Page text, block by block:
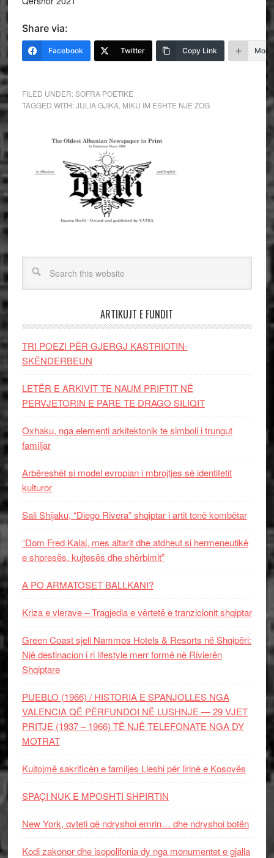
Share via:
Facebook Twitter Copy Link More
FILED UNDER:SOFRA POETIKE
TAGGED WITH:JULIA GJIKA, MIKU IM ESHTE NJE ZOG
ARTIKUJT E FUNDIT
TRI POEZI PËR GJERGJ KASTRIOTIN-
SKËNDERBEUN
LETËR E ARKIVIT TE NAUM PRIFTIT NË
PERVJETORIN E PARE TE DRAGO SILIQIT
Oxhaku, nga elementi arkitektonik te simboli i trungut
familjar
Arbëreshët si model evropian i mbrojtjes së identitetit
kulturor
Sali Shijaku, “Diego Rivera” shqiptar i artit tonë kombëtar
“Dom Fred Kalaj, mes altarit dhe atdheut si hermeneutikë
e shpresës, kujtesës dhe shërbimit”
A PO ARMATOSET BALLKANI?
Kriza e vlerave – Tragjedia e vërtetë e tranzicionit shqiptar
Green Coast sjell Nammos Hotels & Resorts në Shqipëri:
Një destinacion i ri lifestyle merr formë në Rivierën
Shqiptare
PUEBLO (1966) / HISTORIA E SPANJOLLES NGA
VALENCIA QË PËRFUNDOI NË LUSHNJE — 29 VJET
PRITJE (1937 – 1966) TË NJË TELEFONATE NGA DY
MOTRAT
Kujtojmë sakrificën e familjes Lleshi për lirinë e Kosovës
SPAÇI NUK E MPOSHTI SHPIRTIN
New York, qyteti që ndryshoi emrin… dhe ndryshoi botën
Kodi zakonor dhe isopolifonia dy nga monumentet e gjalla